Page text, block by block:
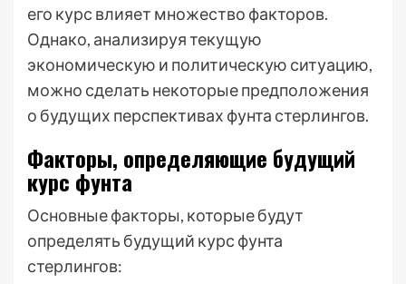
его курс влияет множество факторов.
Однако, анализируя текущую
экономическую и политическую ситуацию,
можно сделать некоторые предположения
о будущих перспективах фунта стерлингов.
Факторы, определяющие будущий
курс фунта
Основные факторы, которые будут
определять будущий курс фунта
стерлингов: